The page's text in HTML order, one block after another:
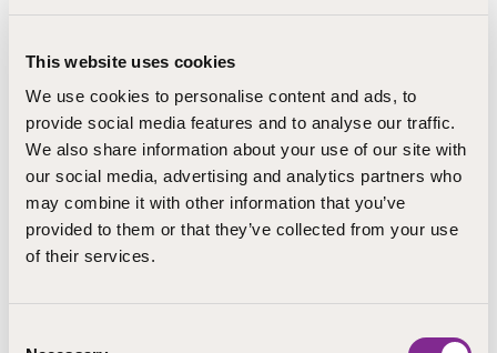
This website uses cookies
We use cookies to personalise content and ads, to
provide social media features and to analyse our traffic.
We also share information about your use of our site with
our social media, advertising and analytics partners who
may combine it with other information that you’ve
provided to them or that they’ve collected from your use
of their services.
ammattiopistosta kiinnostuneita oppilaita ja opoja.
työpajoihin sekä kuulemaan opiskelijoiden ja opettajien
näkemyksiä ja kokemuksia opiskelusta.